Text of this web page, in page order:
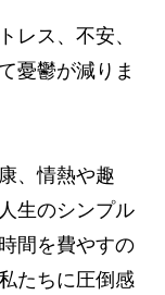
レス、不安、
憂鬱が減りま
、情熱や趣
生のシンプル
間を費やすの
たちに圧倒感